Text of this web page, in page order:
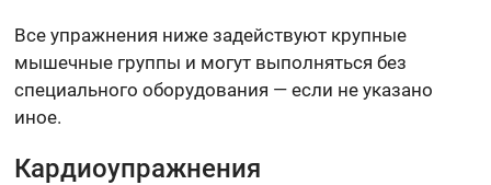
Все упражнения ниже задействуют крупные
мышечные группы и могут выполняться без
специального оборудования — если не указано
иное.
Кардиоупражнения